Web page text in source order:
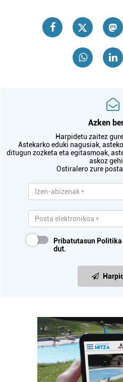
Azken
Harpidetu zaitez
Astekarko eduki nagusiak,
ditugun zozketa eta egitasmoak,
askoz
Ostiralero zure
Pribatutasun Politika
dut.